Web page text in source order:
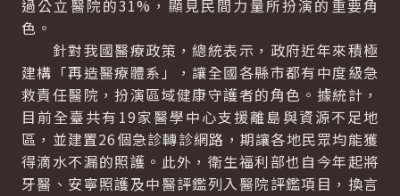
過公立醫院的31%，顯見民間力量所扮演的重要角
色。
針對我國醫療政策，總統表示，政府近年來積極
建構「再造醫療體系」，讓全國各縣市都有中度級急
救責任醫院，扮演區域健康守護者的角色。據統計，
目前全臺共有19家醫學中心支援離島與資源不足地
區，並建置26個急診轉診網路，期讓各地民眾均能獲
得滴水不漏的照護。此外，衛生福利部也自今年起將
牙醫、安寧照護及中醫評鑑列入醫院評鑑項目，換言